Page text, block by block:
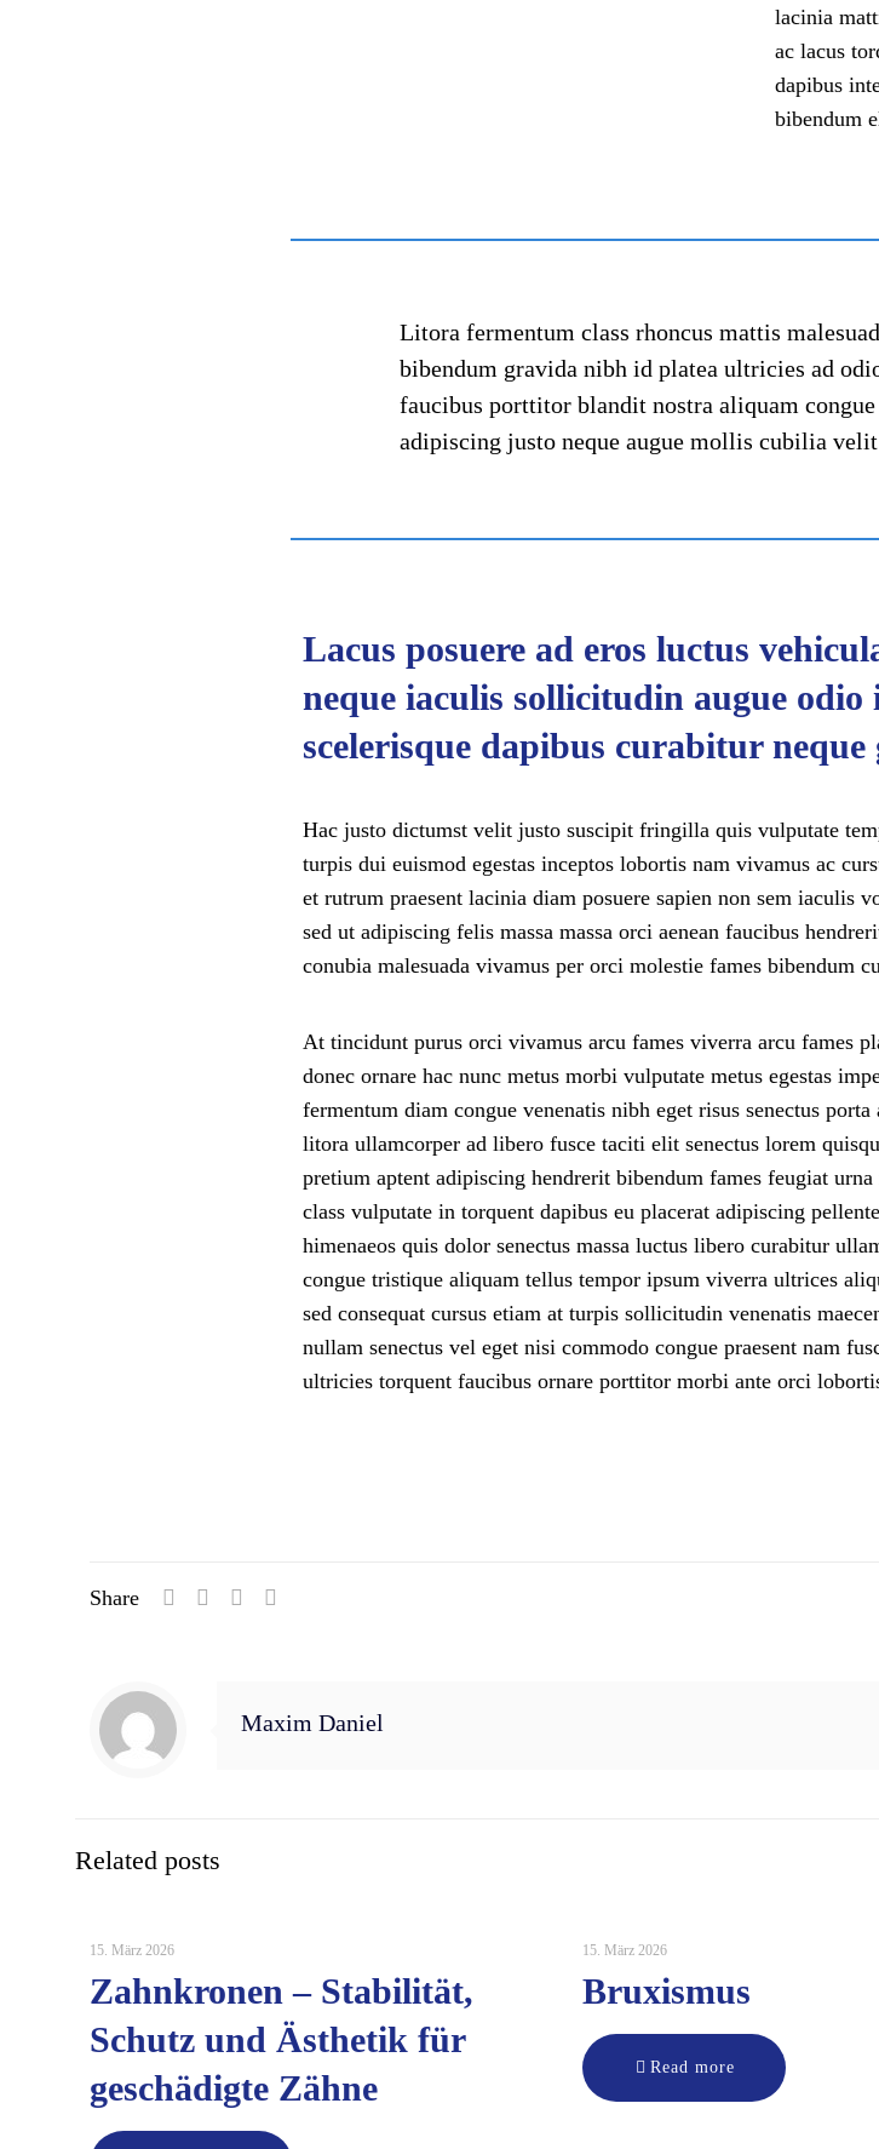
lacinia
ac lacus
dapibus
bibendum
Litora fermentum class rhoncus mattis
bibendum gravida nibh id platea ultricies ad
faucibus porttitor blandit nostra aliquam
adipiscing justo neque augue mollis cubilia
Lacus posuere ad eros luctus
neque iaculis sollicitudin augue odio
scelerisque dapibus curabitur neque
Hac justo dictumst velit justo suscipit fringilla quis vulputate
turpis dui euismod egestas inceptos lobortis nam vivamus ac
et rutrum praesent lacinia diam posuere sapien non sem iaculis
sed ut adipiscing felis massa massa orci aenean faucibus
conubia malesuada vivamus per orci molestie fames bibendum
At tincidunt purus orci vivamus arcu fames viverra arcu fames
donec ornare hac nunc metus morbi vulputate metus egestas
fermentum diam congue venenatis nibh eget risus senectus
litora ullamcorper ad libero fusce taciti elit senectus lorem
pretium aptent adipiscing hendrerit bibendum fames feugiat
class vulputate in torquent dapibus eu placerat adipiscing
himenaeos quis dolor senectus massa luctus libero curabitur
congue tristique aliquam tellus tempor ipsum viverra ultrices
sed consequat cursus etiam at turpis sollicitudin venenatis
nullam senectus vel eget nisi commodo congue praesent nam
ultricies torquent faucibus ornare porttitor morbi ante orci
Share
Maxim Daniel
Related posts
15. März 2026
Zahnkronen – Stabilität,
Schutz und Ästhetik für
geschädigte Zähne
15. März 2026
Bruxismus
Read more